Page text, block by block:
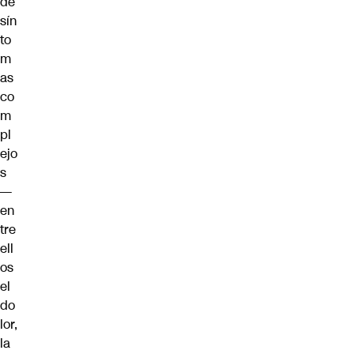
sín
to
m
as
co
m
pl
ejo
s
—
en
tre
ell
os
el
do
lor,
la